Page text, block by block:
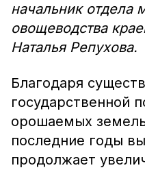
начальник отдела
овощеводства
Наталья Репухова.
Благодаря
государственной
орошаемых
последние годы
продолжает